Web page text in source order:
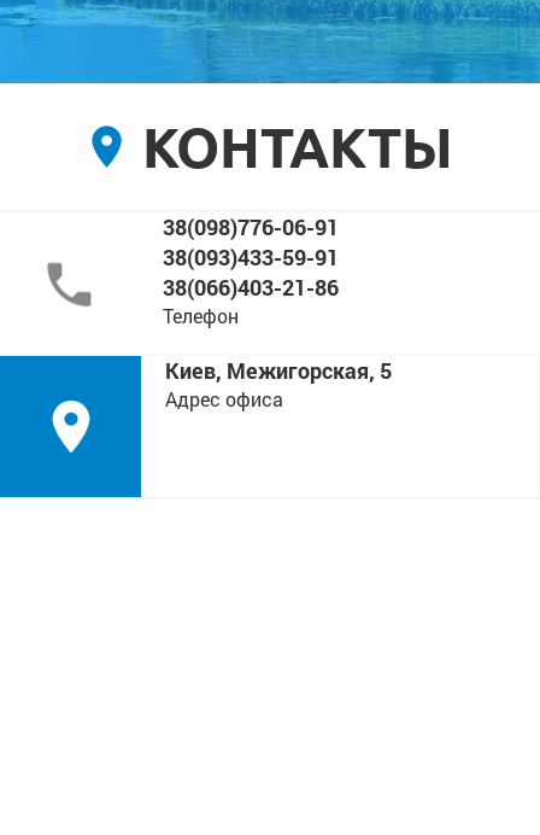
КОНТАКТЫ
38(098)776-06-91
38(093)433-59-91
38(066)403-21-86
Телефон
Киев, Межигорская, 5
Адрес офиса